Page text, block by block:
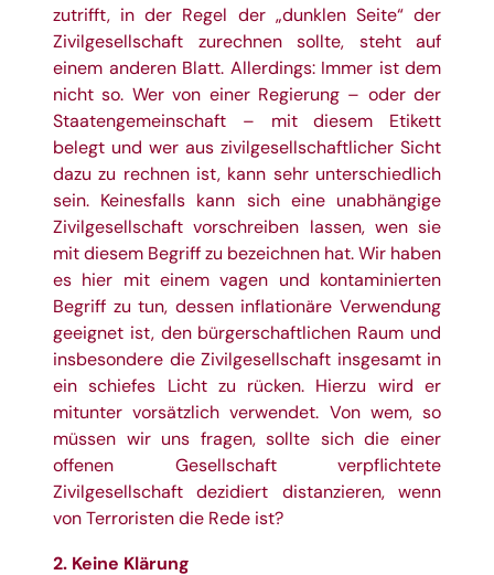
zutrifft, in der Regel der „dunklen Seite“ der
Zivilgesellschaft zurechnen sollte, steht auf
einem anderen Blatt. Allerdings: Immer ist dem
nicht so. Wer von einer Regierung – oder der
Staatengemeinschaft – mit diesem Etikett
belegt und wer aus zivilgesellschaftlicher Sicht
dazu zu rechnen ist, kann sehr unterschiedlich
sein. Keinesfalls kann sich eine unabhängige
Zivilgesellschaft vorschreiben lassen, wen sie
mit diesem Begriff zu bezeichnen hat. Wir haben
es hier mit einem vagen und kontaminierten
Begriff zu tun, dessen inflationäre Verwendung
geeignet ist, den bürgerschaftlichen Raum und
insbesondere die Zivilgesellschaft insgesamt in
ein schiefes Licht zu rücken. Hierzu wird er
mitunter vorsätzlich verwendet. Von wem, so
müssen wir uns fragen, sollte sich die einer
offenen Gesellschaft verpflichtete
Zivilgesellschaft dezidiert distanzieren, wenn
von Terroristen die Rede ist?
2. Keine Klärung